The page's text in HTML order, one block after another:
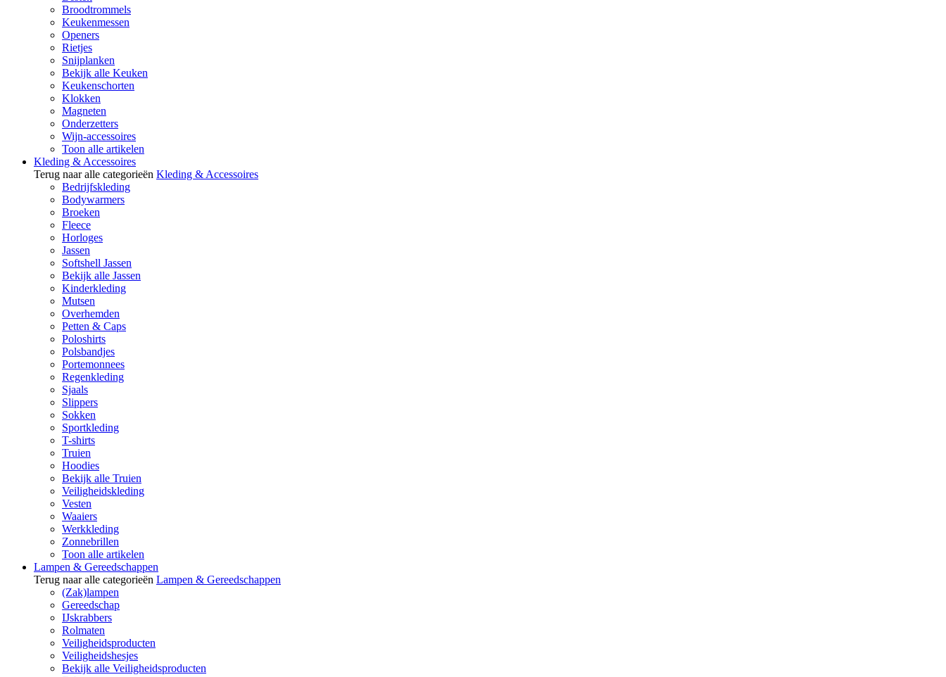
Broodtrommels
Keukenmessen
Openers
Rietjes
Snijplanken
Bekijk alle Keuken
Keukenschorten
Klokken
Magneten
Onderzetters
Wijn-accessoires
Toon alle artikelen
Kleding & Accessoires
Terug naar alle categorieën Kleding & Accessoires
Bedrijfskleding
Bodywarmers
Broeken
Fleece
Horloges
Jassen
Softshell Jassen
Bekijk alle Jassen
Kinderkleding
Mutsen
Overhemden
Petten & Caps
Poloshirts
Polsbandjes
Portemonnees
Regenkleding
Sjaals
Slippers
Sokken
Sportkleding
T-shirts
Truien
Hoodies
Bekijk alle Truien
Veiligheidskleding
Vesten
Waaiers
Werkkleding
Zonnebrillen
Toon alle artikelen
Lampen & Gereedschappen
Terug naar alle categorieën Lampen & Gereedschappen
(Zak)lampen
Gereedschap
IJskrabbers
Rolmaten
Veiligheidsproducten
Veiligheidshesjes
Bekijk alle Veiligheidsproducten